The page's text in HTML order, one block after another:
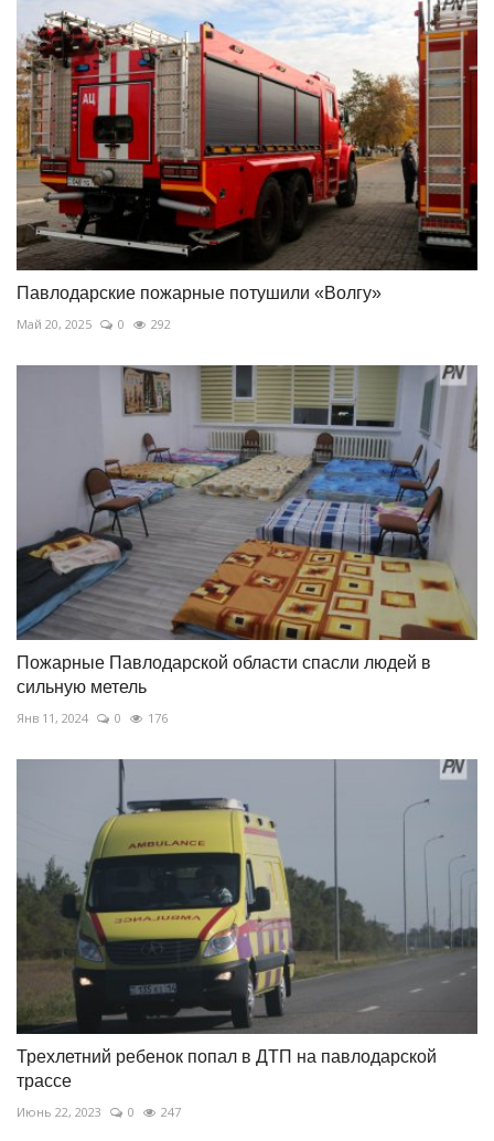
Павлодарские пожарные потушили «Волгу»
Май 20, 2025 0 292
Пожарные Павлодарской области спасли людей в
сильную метель
Янв 11, 2024 0 176
Трехлетний ребенок попал в ДТП на павлодарской
трассе
Июнь 22, 2023 0 247